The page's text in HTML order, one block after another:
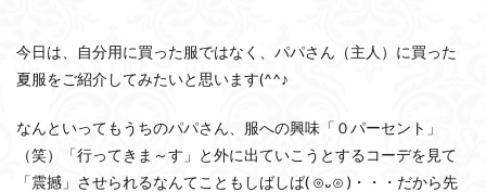
今日は、自分用に買った服ではなく、パパさん（主人）に買った
夏服をご紹介してみたいと思います(^^♪
なんといってもうちのパパさん、服への興味「０パーセント」
（笑）「行ってきま～す」と外に出ていこうとするコーデを見て
「震撼」させられるなんてこともしばしば( ⊙᎑⊙ )・・・だから先